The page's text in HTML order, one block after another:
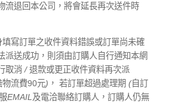
流退回本公司，將會延長再次送件時
填寫訂單之收件資料錯誤或訂單尚未確
派送成功，則須由訂購人自行通知本網
取消 /退款或更正收件資料再次派
流費90元) ， 若訂單超過處理期 (自訂
EMAIL 及電洽聯絡訂購人，訂購人仍無